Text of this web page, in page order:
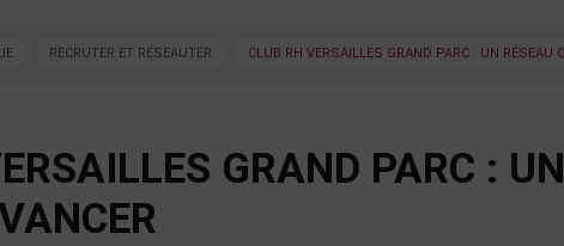
RECRUTER ET RÉSEAUTER CLUB RH VERSAILLES GRAND PARC : UN RÉSEAU
GRAND PARC :